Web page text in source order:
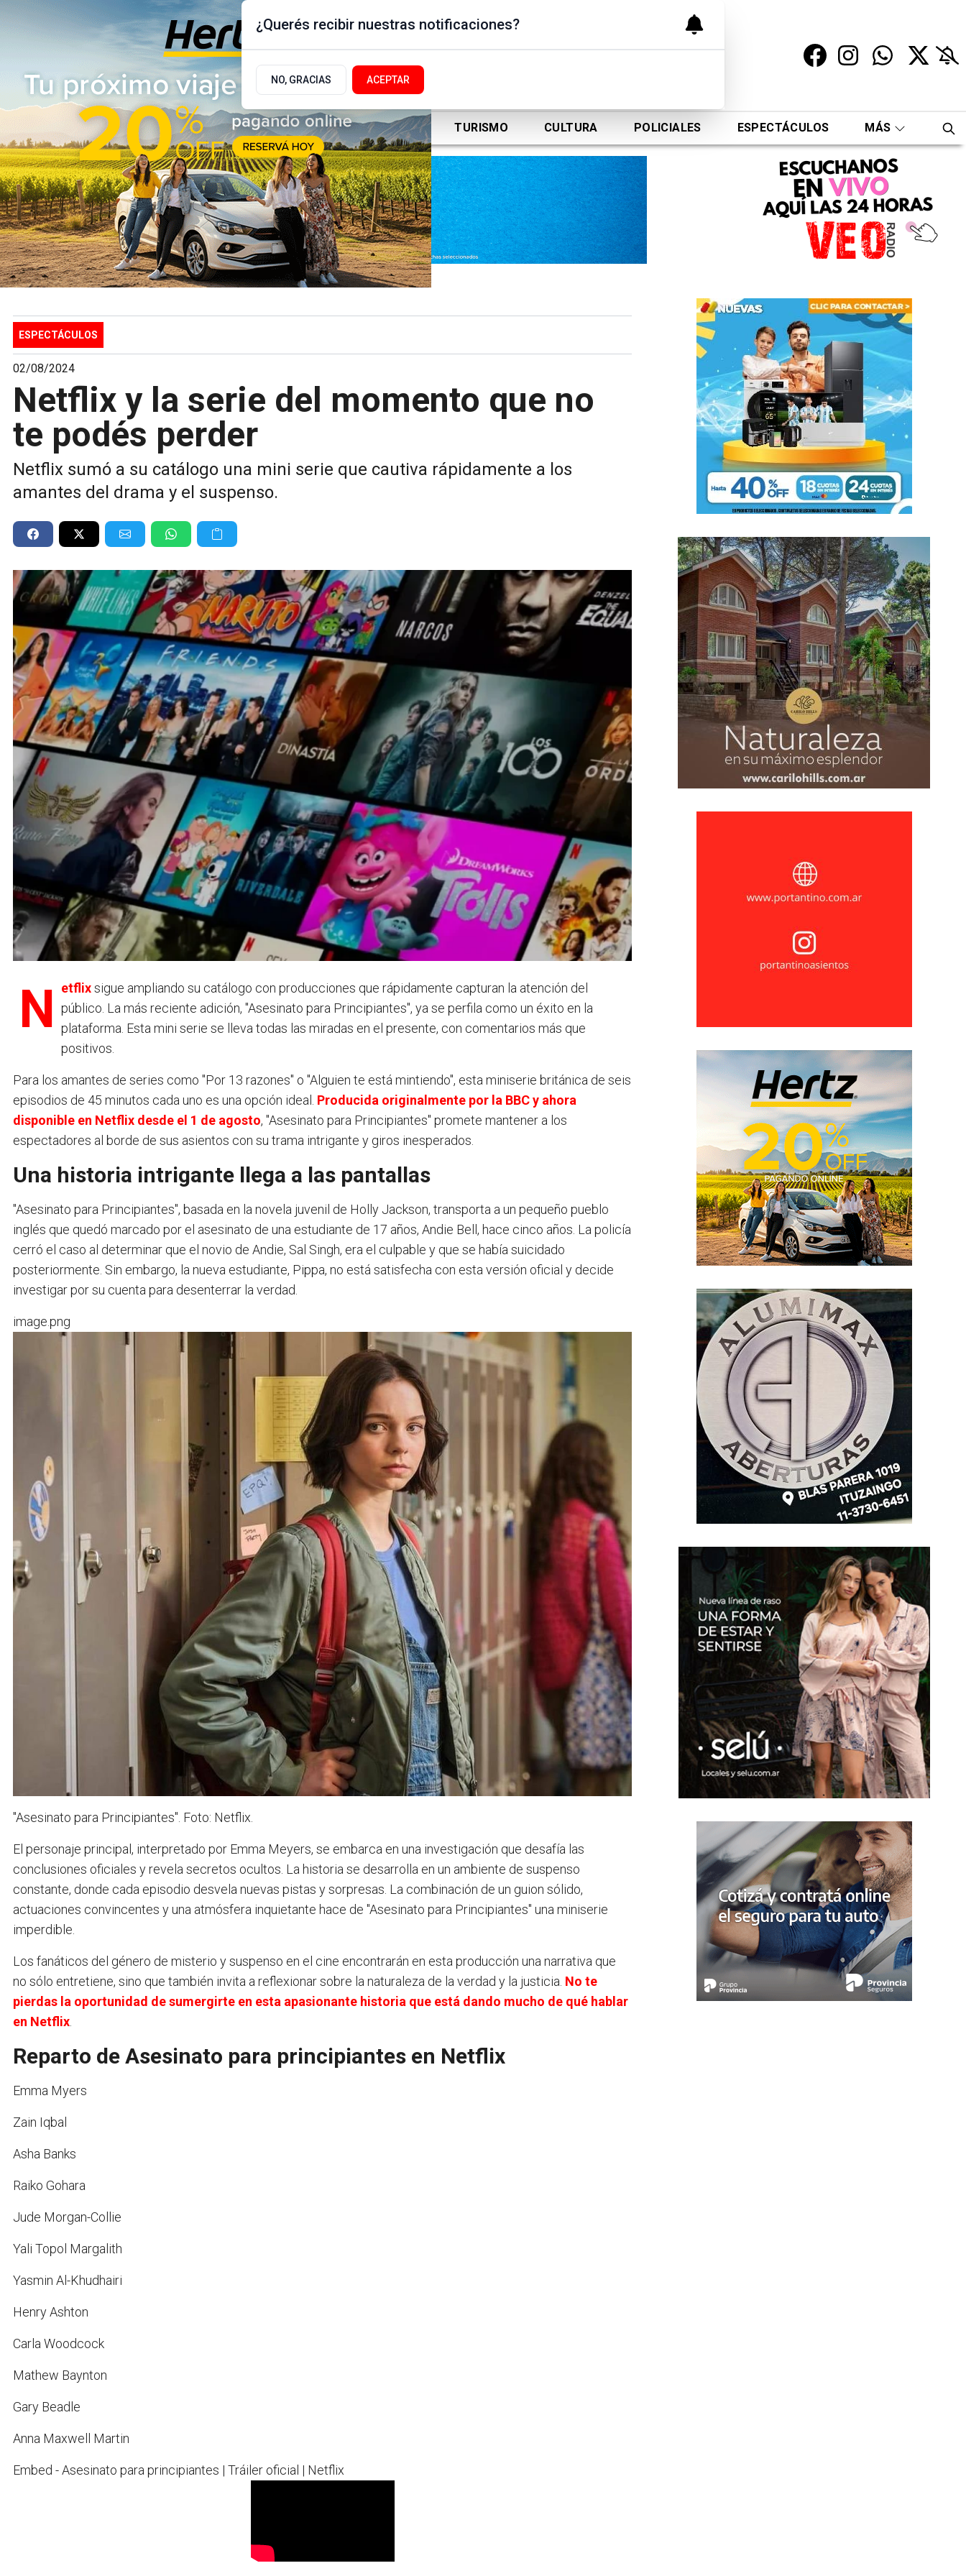
Jueves 6 de Agosto
de 2026
17.9ºc | Buenos Aires, AR
ÚLTIMAS NOTICIAS ACTUALIDAD POLÍTICA DEPORTES TURISMO CULTURA POLICIALES ESPECTÁCULOS MÁS
ESPECTÁCULOS
02/08/2024
Netflix y la serie del momento que no
te podés perder
Netflix sumó a su catálogo una mini serie que cautiva rápidamente a los
amantes del drama y el suspenso.
Netflixsigue ampliando su catálogo con producciones que rápidamente capturan la atención del
público. La más reciente adición, "Asesinato para Principiantes", ya se perfila como un éxito en la
plataforma. Esta mini serie se lleva todas las miradas en el presente, con comentarios más que
positivos.
Para los amantes de series como "Por 13 razones" o "Alguien te está mintiendo", esta miniserie británica de seis
episodios de 45 minutos cada uno es una opción ideal. Producida originalmente por la BBC y ahora
disponible en Netflix desde el 1 de agosto, "Asesinato para Principiantes" promete mantener a los
espectadores al borde de sus asientos con su trama intrigante y giros inesperados.
Una historia intrigante llega a las pantallas
"Asesinato para Principiantes", basada en la novela juvenil de Holly Jackson, transporta a un pequeño pueblo
inglés que quedó marcado por el asesinato de una estudiante de 17 años, Andie Bell, hace cinco años. La policía
cerró el caso al determinar que el novio de Andie, Sal Singh, era el culpable y que se había suicidado
posteriormente. Sin embargo, la nueva estudiante, Pippa, no está satisfecha con esta versión oficial y decide
investigar por su cuenta para desenterrar la verdad.
image.png
"Asesinato para Principiantes". Foto: Netflix.
El personaje principal, interpretado por Emma Meyers, se embarca en una investigación que desafía las
conclusiones oficiales y revela secretos ocultos. La historia se desarrolla en un ambiente de suspenso
constante, donde cada episodio desvela nuevas pistas y sorpresas. La combinación de un guion sólido,
actuaciones convincentes y una atmósfera inquietante hace de "Asesinato para Principiantes" una miniserie
imperdible.
Los fanáticos del género de misterio y suspenso en el cine encontrarán en esta producción una narrativa que
no sólo entretiene, sino que también invita a reflexionar sobre la naturaleza de la verdad y la justicia. No te
pierdas la oportunidad de sumergirte en esta apasionante historia que está dando mucho de qué hablar
en Netflix
Reparto de Asesinato para principiantes en Netflix
Emma Myers
Zain Iqbal
Asha Banks
Raiko Gohara
Jude Morgan-Collie
Yali Topol Margalith
Yasmin Al-Khudhairi
Henry Ashton
Carla Woodcock
Mathew Baynton
Gary Beadle
Anna Maxwell Martin
Embed - Asesinato para principiantes | Tráiler oficial | Netflix
¿Querés recibir nuestras notificaciones?
NO, GRACIAS ACEPTAR